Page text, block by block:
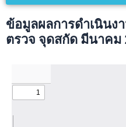
ข้อมูลผลการดำเนินง
ตรวจ จุดสกัด มีนาคม